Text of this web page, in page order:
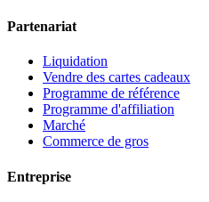
Partenariat
Liquidation
Vendre des cartes cadeaux
Programme de référence
Programme d'affiliation
Marché
Commerce de gros
Entreprise